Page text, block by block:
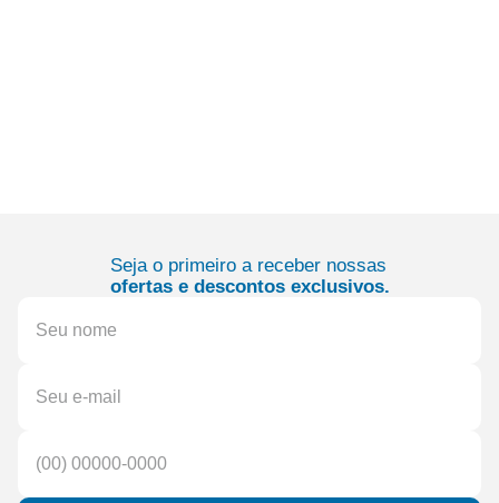
Seja o primeiro a receber nossas
ofertas e descontos exclusivos.